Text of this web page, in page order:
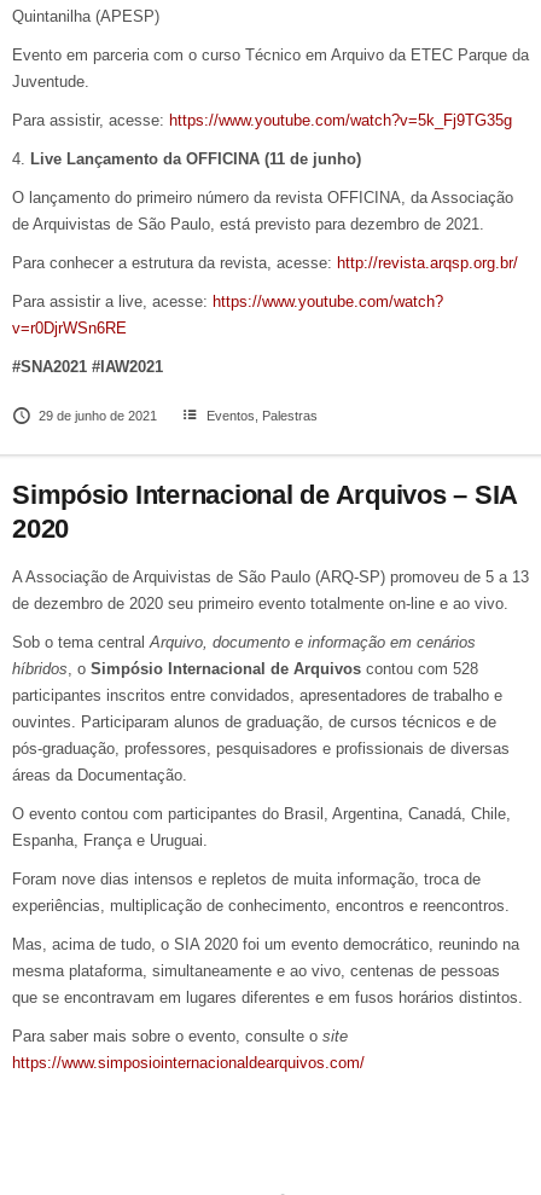
Quintanilha (APESP)
Evento em parceria com o curso Técnico em Arquivo da ETEC Parque da
Juventude.
Para assistir, acesse: https://www.youtube.com/watch?v=5k_Fj9TG35g
4. Live Lançamento da OFFICINA (11 de junho)
O lançamento do primeiro número da revista OFFICINA, da Associação
de Arquivistas de São Paulo, está previsto para dezembro de 2021.
Para conhecer a estrutura da revista, acesse: http://revista.arqsp.org.br/
Para assistir a live, acesse: https://www.youtube.com/watch?
v=r0DjrWSn6RE
#SNA2021 #IAW2021
29 de junho de 2021 Eventos Palestras
Simpósio Internacional de Arquivos – SIA
2020
A Associação de Arquivistas de São Paulo (ARQ-SP) promoveu de 5 a 13
de dezembro de 2020 seu primeiro evento totalmente on-line e ao vivo.
Sob o tema central Arquivo, documento e informação em cenários
híbridos , o Simpósio Internacional de Arquivos contou com 528
participantes inscritos entre convidados, apresentadores de trabalho e
ouvintes. Participaram alunos de graduação, de cursos técnicos e de
pós-graduação, professores, pesquisadores e profissionais de diversas
áreas da Documentação.
O evento contou com participantes do Brasil, Argentina, Canadá, Chile,
Espanha, França e Uruguai.
Foram nove dias intensos e repletos de muita informação, troca de
experiências, multiplicação de conhecimento, encontros e reencontros.
Mas, acima de tudo, o SIA 2020 foi um evento democrático, reunindo na
mesma plataforma, simultaneamente e ao vivo, centenas de pessoas
que se encontravam em lugares diferentes e em fusos horários distintos.
Para saber mais sobre o evento, consulte o site
https://www.simposiointernacionaldearquivos.com/